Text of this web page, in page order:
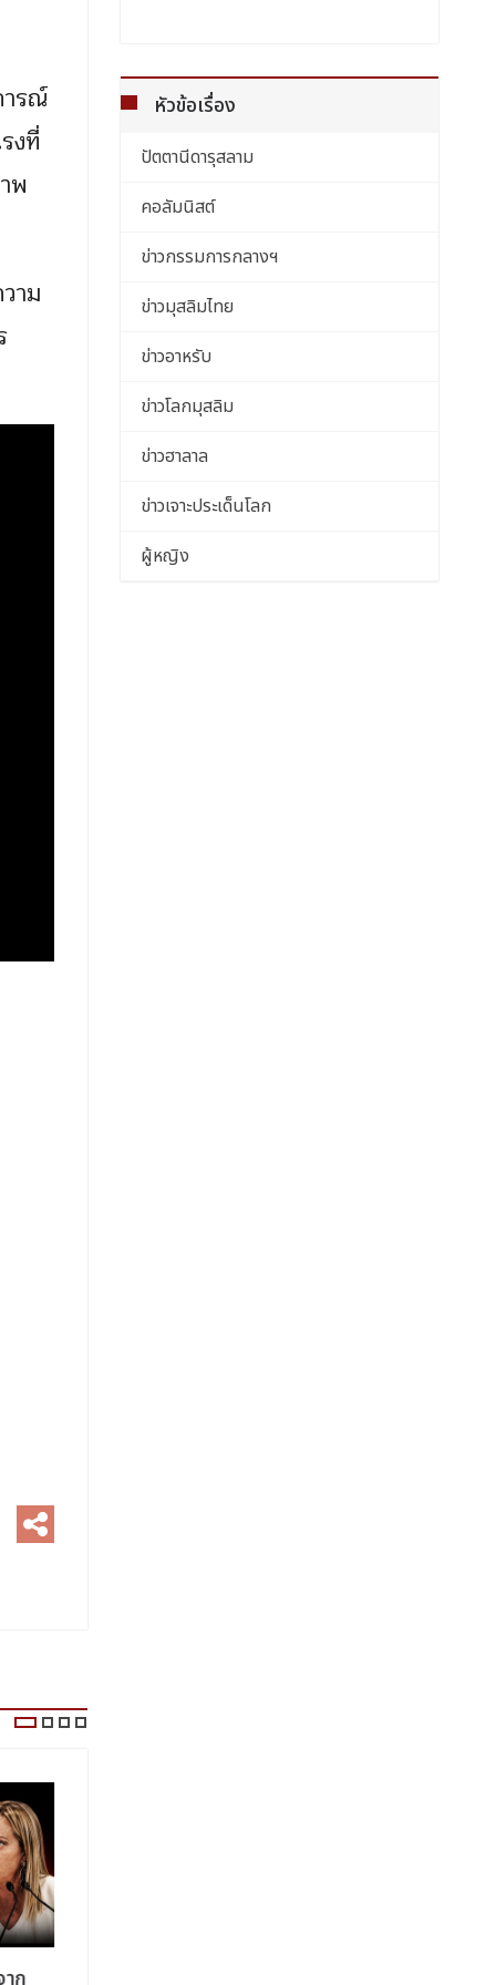
ารณ์
งที่
พ
าม
หัวข้อเรื่อง
ปัตตานีดารุสลาม
คอลัมนิสต์
ข่าวกรรมการกลางฯ
ข่าวมุสลิมไทย
ข่าวอาหรับ
ข่าวโลกมุสลิม
ข่าวฮาลาล
ข่าวเจาะประเด็นโลก
ผู้หญิง